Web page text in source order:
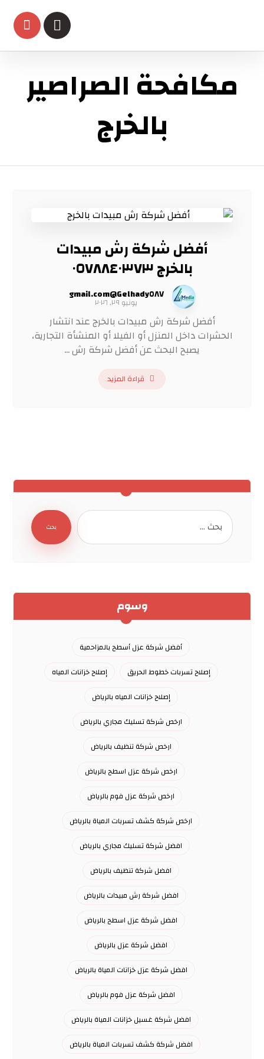
مكافحة الصراصير
بالخرج
أفضل شركة رش مبيدات
بالخرج ٠٥٧٨٨٤٠٣٧٣
Gelhady٥٨٧@gmail.com
يونيو ٢٩, ٢٠٢٦
أفضل شركة رش مبيدات بالخرج عند انتشار
الحشرات داخل المنزل أو الفيلا أو المنشأة التجارية،
يصبح البحث عن أفضل شركة رش ...
قراءة المزيد
بحث
وسوم
أفضل شركة عزل أسطح بالمزاحمية
إصلاح تسربات خطوط الحريق
إصلاح خزانات المياه
إصلاح خزانات المياه بالرياض
ارخص شركة تسليك مجاري بالرياض
ارخص شركة تنظيف بالرياض
ارخص شركة عزل اسطح بالرياض
ارخص شركة عزل فوم بالرياض
ارخص شركة كشف تسربات المياة بالرياض
افضل شركة تسليك مجاري بالرياض
افضل شركة تنظيف بالرياض
افضل شركة رش مبيدات بالرياض
افضل شركة عزل اسطح بالرياض
افضل شركة عزل بالرياض
افضل شركة عزل خزانات المياة بالرياض
افضل شركة عزل فوم بالرياض
افضل شركة غسيل خزانات المياة بالرياض
افضل شركة كشف تسربات المياة بالرياض